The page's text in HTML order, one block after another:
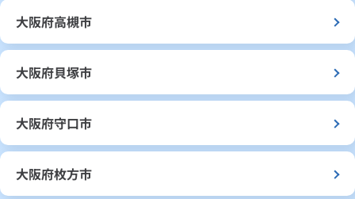
大阪府高槻市
大阪府貝塚市
大阪府守口市
大阪府枚方市